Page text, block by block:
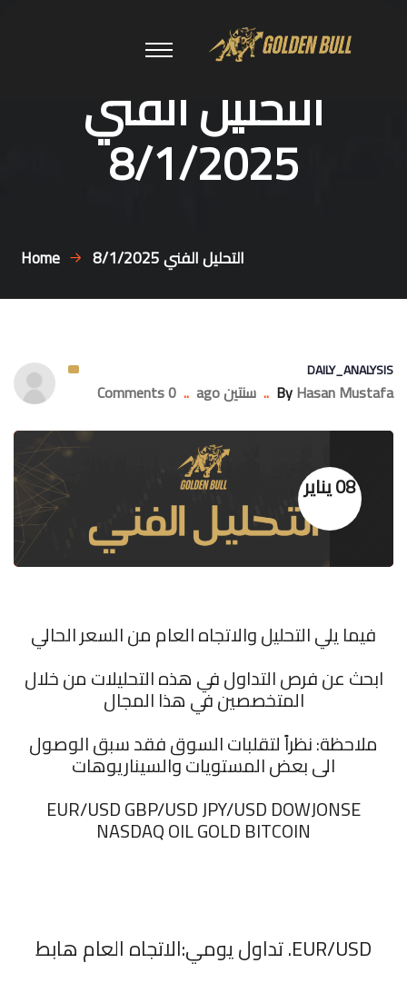
التحليل الفني
8/1/2025
Home التحليل الفني 8/1/2025
DAILY_ANALYSIS
ByHasan Mustafa
.. سنتين ago ..
0 Comments
08 يناير
فيما يلي التحليل والاتجاه العام من السعر الحالي
ابحث عن فرص التداول في هذه التحليلات من خلال
المتخصصين في هذا المجال
ملاحظة: نظراً لتقلبات السوق فقد سبق الوصول
الى بعض المستويات والسيناريوهات
‏EUR/USD GBP/USD JPY/USD DOWJONSE
NASDAQ OIL GOLD BITCOIN